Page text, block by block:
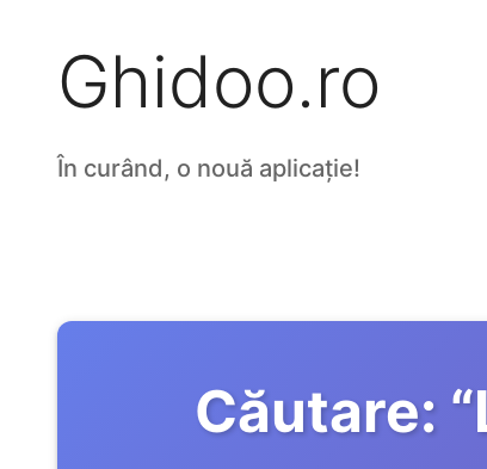
Ghidoo.ro
În curând, o nouă aplicație!
Căutare: “